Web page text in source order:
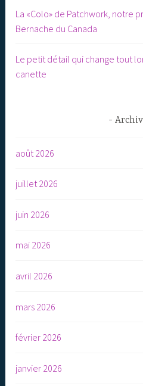
La «Colo» de Patchwork, notre
Bernache du Canada
Le petit détail qui change tout
canette
août 2026
juillet 2026
juin 2026
mai 2026
avril 2026
mars 2026
février 2026
janvier 2026